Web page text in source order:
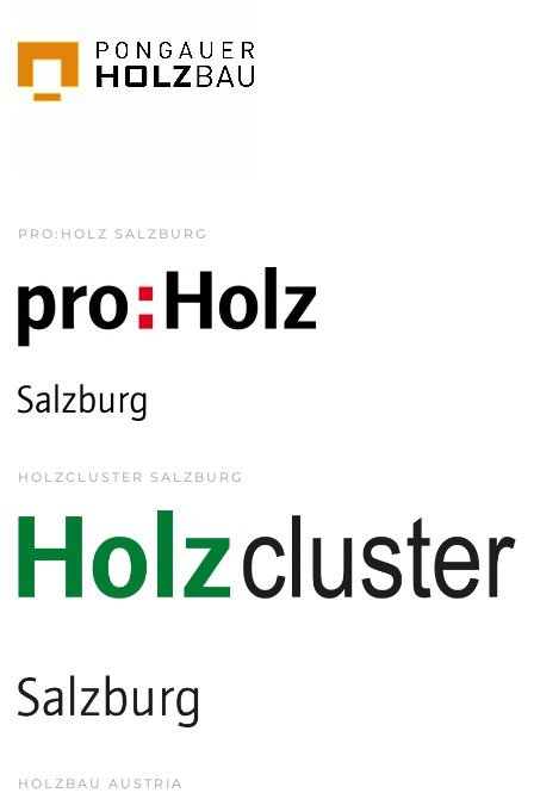
PRO:HOLZ SALZBURG
HOLZCLUSTER SALZBURG
HOLZBAU AUSTRIA